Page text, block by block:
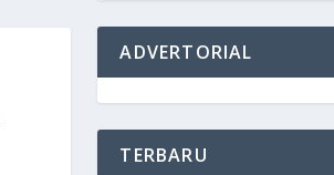
ADVERTORIAL
TERBARU